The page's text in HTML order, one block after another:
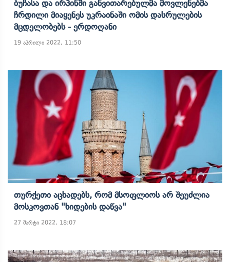
Ბუჩასა Და Ირპინში Განვითარებულმა Მოვლენებმა
Ჩრდილი Მიაყენეს Უკრაინაში Ომის Დასრულების
Მცდელობებს - Ერდოღანი
19 აპრილი 2022, 11:50
Თურქეთი Აცხადებს, Რომ Მსოფლიოს Არ Შეუძლია
Მოსკოვთან "ხიდების Დაწვა"
27 მარტი 2022, 18:07